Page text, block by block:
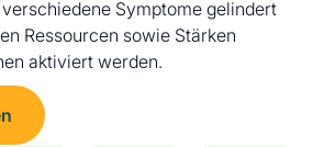
Symptome gelindert
Ressourcen sowie Stärken
aktiviert werden.